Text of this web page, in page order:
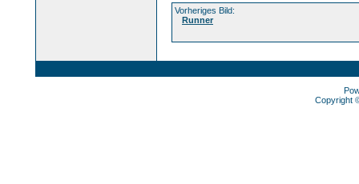
Vorheriges Bild:
Runner
Copyright